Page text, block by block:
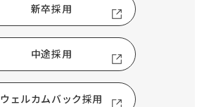
新卒採用
中途採用
ウェルカムバック採用